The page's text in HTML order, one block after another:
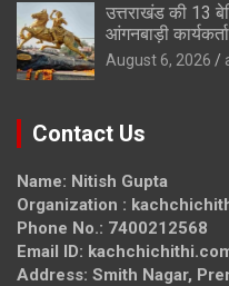
उत्तराखंड की 13
आंगनबाड़ी
August 6, 2026
Contact Us
Name: Nitish Gupta
Organization :
Phone No.: 7400212568
Email ID:
Address: Smith Nagar,